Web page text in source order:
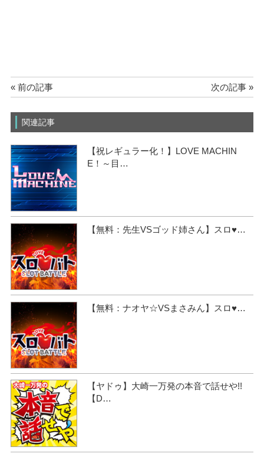
« 前の記事 次の記事 »
関連記事
【祝レギュラー化！】LOVE MACHIN
E！～目…
【無料：先生VSゴッド姉さん】スロ♥…
【無料：ナオヤ☆VSまさみん】スロ♥…
【ヤドゥ】大崎一万発の本音で話せや!!
【D…